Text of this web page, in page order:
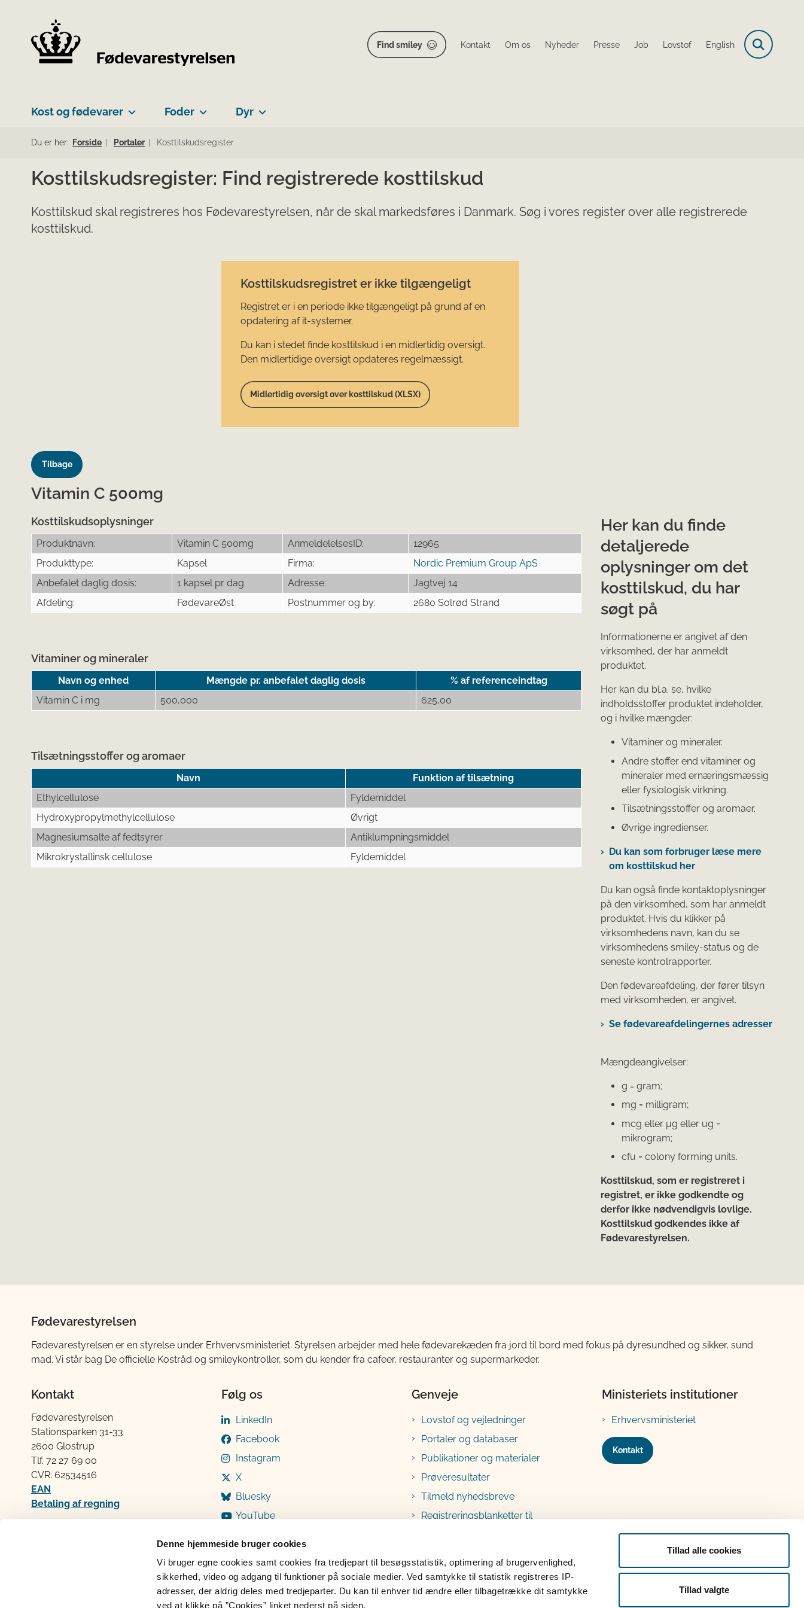
Denne hjemmeside bruger cookies
Vi bruger egne cookies samt cookies fra tredjepart til besøgsstatistik, optimering af brugervenlighed,
sikkerhed, video og adgang til funktioner på sociale medier. Ved samtykke til statistik registreres IP-
adresser, der aldrig deles med tredjeparter. Du kan til enhver tid ændre eller tilbagetrække dit samtykke
ved at klikke på ”Cookies” linket nederst på siden.
Tillad alle cookies
Tillad valgte
Find smiley Kontakt Om os Nyheder Presse Job Lovstof English
Kost og fødevarer Foder Dyr
Du er her: Forside Portaler Kosttilskudsregister
Kosttilskudsregister: Find registrerede kosttilskud
Kosttilskud skal registreres hos Fødevarestyrelsen, når de skal markedsføres i Danmark. Søg i vores register over alle registrerede
kosttilskud.
Kosttilskudsregistret er ikke tilgængeligt
Registret er i en periode ikke tilgængeligt på grund af en
opdatering af it-systemer.
Du kan i stedet finde kosttilskud i en midlertidig oversigt.
Den midlertidige oversigt opdateres regelmæssigt.
Midlertidig oversigt over kosttilskud (XLSX)
Tilbage
Vitamin C 500mg
Kosttilskudsoplysninger
Produktnavn: Vitamin C 500mg AnmeldelelsesID:
12965
Produkttype:
Kapsel Firma:
Nordic Premium Group ApS
Anbefalet daglig dosis:
1 kapsel pr dag Adresse:
Jagtvej 14
Afdeling:
FødevareØst Postnummer og by: 2680 Solrød Strand
Vitaminer og mineraler
Navn og enhed Mængde pr. anbefalet daglig dosis
% af referenceindtag
Vitamin C i mg
500,000 625,00
Tilsætningsstoffer og aromaer
Navn
Funktion af tilsætning
Ethylcellulose
Fyldemiddel
Hydroxypropylmethylcellulose
Øvrigt
Magnesiumsalte af fedtsyrer
Antiklumpningsmiddel
Mikrokrystallinsk cellulose
Fyldemiddel
Her kan du finde
detaljerede
oplysninger om det
kosttilskud, du har
søgt på
Informationerne er angivet af den
virksomhed, der har anmeldt
produktet.
Her kan du bl.a. se, hvilke
indholdsstoffer produktet indeholder,
og i hvilke mængder:
Vitaminer og mineraler.
Andre stoffer end vitaminer og
mineraler med ernæringsmæssig
eller fysiologisk virkning.
Tilsætningsstoffer og aromaer.
Øvrige ingredienser.
Du kan som forbruger læse mere
om kosttilskud her
Du kan også finde kontaktoplysninger
på den virksomhed, som har anmeldt
produktet. Hvis du klikker på
virksomhedens navn, kan du se
virksomhedens smiley-status og de
seneste kontrolrapporter.
Den fødevareafdeling, der fører tilsyn
med virksomheden, er angivet.
Se fødevareafdelingernes adresser
Mængdeangivelser:
g = gram;
mg = milligram;
mcg eller μg eller ug =
mikrogram;
cfu = colony forming units.
Kosttilskud, som er registreret i
registret, er ikke godkendte og
derfor ikke nødvendigvis lovlige.
Kosttilskud godkendes ikke af
Fødevarestyrelsen.
Fødevarestyrelsen
Fødevarestyrelsen er en styrelse under Erhvervsministeriet. Styrelsen arbejder med hele fødevarekæden fra jord til bord med fokus på dyresundhed og sikker, sund
mad. Vi står bag De officielle Kostråd og smileykontroller, som du kender fra cafeer, restauranter og supermarkeder.
Kontakt
Fødevarestyrelsen
Stationsparken 31-33
2600 Glostrup
Tlf. 72 2​​​7 69 00
CVR: 62534516
EAN
Betaling af regning
Følg os
LinkedIn
Facebook
Instagram
X
Bluesky
YouTube
Genveje
Lovstof og vejledninger
Portaler og databaser
Publikationer og materialer
Prøveresultater
Tilmeld nyhedsbreve
Registreringsblanketter til
Ministeriets institutioner
Erhvervsministeriet
Kontakt